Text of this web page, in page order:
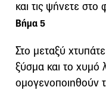
και τις ψήνετε
Βήμα 5
Στο μεταξύ
ξύσμα και το χυμό
ομογενοποιηθούν